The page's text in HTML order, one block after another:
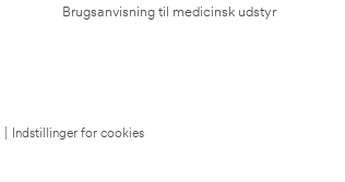
Brugsanvisning til medicinsk udstyr
Indstillinger for cookies